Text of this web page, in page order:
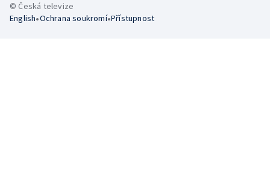
© Česká televize
English•Ochrana soukromí•Přístupnost